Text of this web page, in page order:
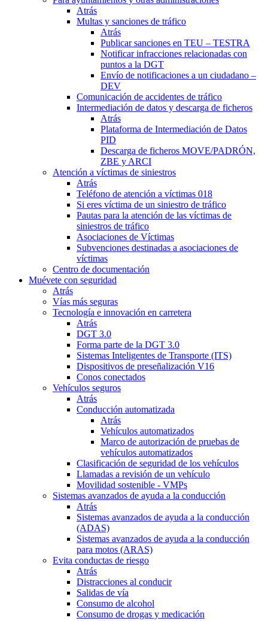
Atrás
Multas y sanciones de tráfico
Atrás
Publicar sanciones en TEU – TESTRA
Notificar infracciones relacionadas con
puntos a la DGT
Envío de notificaciones a un ciudadano –
DEV
Comunicación de accidentes de tráfico
Intermediación de datos y descarga de ficheros
Atrás
Plataforma de Intermediación de Datos
PID
Descarga de ficheros MOVE/PADRÓN,
ZBE y ARCI
Atención a víctimas de siniestros
Atrás
Teléfono de atención a víctimas 018
Si eres víctima de un siniestro de tráfico
Pautas para la atención de las víctimas de
siniestros de tráfico
Asociaciones de Víctimas
Subvenciones destinadas a asociaciones de
víctimas
Centro de documentación
Muévete con seguridad
Atrás
Vías más seguras
Tecnología e innovación en carretera
Atrás
DGT 3.0
Forma parte de la DGT 3.0
Sistemas Inteligentes de Transporte (ITS)
Dispositivos de preseñalización V16
Conos conectados
Vehículos seguros
Atrás
Conducción automatizada
Atrás
Vehículos automatizados
Marco de autorización de pruebas de
vehículos automatizados
Clasificación de seguridad de los vehículos
Llamadas a revisión de un vehículo
Movilidad sostenible - VMPs
Sistemas avanzados de ayuda a la conducción
Atrás
Sistemas avanzados de ayuda a la conducción
(ADAS)
Sistemas avanzados de ayuda a la conducción
para motos (ARAS)
Evita conductas de riesgo
Atrás
Distracciones al conducir
Salidas de vía
Consumo de alcohol
Consumo de drogas y medicación